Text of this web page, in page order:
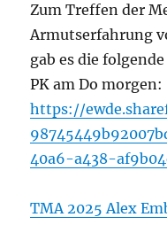
Zum Treffen der
Armutserfahrung
gab es die
PK am Do morgen:
https://
40a6-a438-
TMA 2025 Alex